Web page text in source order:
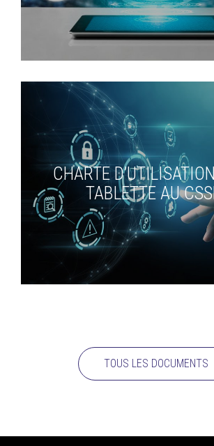
CHARTE
TABLETTE AU
TOUS LES DOCUMENTS